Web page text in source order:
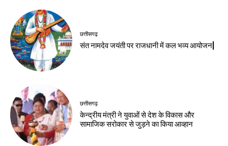
छत्तीसगढ़
संत नामदेव जयंती पर राजधानी में कल भव्य आयोजन|
छत्तीसगढ़
केन्द्रीय मंत्री ने युवाओं से देश के विकास और
सामाजिक सरोकार से जुड़ने का किया आव्हान